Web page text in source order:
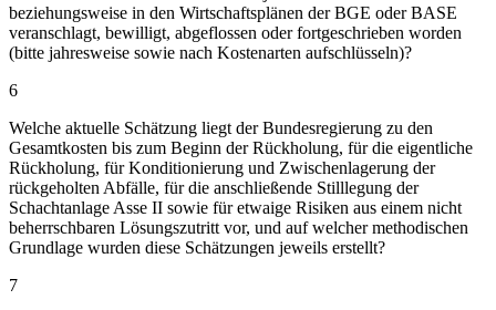
beziehungsweise in den Wirtschaftsplänen der BGE oder BASE
veranschlagt, bewilligt, abgeflossen oder fortgeschrieben worden
(bitte jahresweise sowie nach Kostenarten aufschlüsseln)?
6
Welche aktuelle Schätzung liegt der Bundesregierung zu den
Gesamtkosten bis zum Beginn der Rückholung, für die eigentliche
Rückholung, für Konditionierung und Zwischenlagerung der
rückgeholten Abfälle, für die anschließende Stilllegung der
Schachtanlage Asse II sowie für etwaige Risiken aus einem nicht
beherrschbaren Lösungszutritt vor, und auf welcher methodischen
Grundlage wurden diese Schätzungen jeweils erstellt?
7